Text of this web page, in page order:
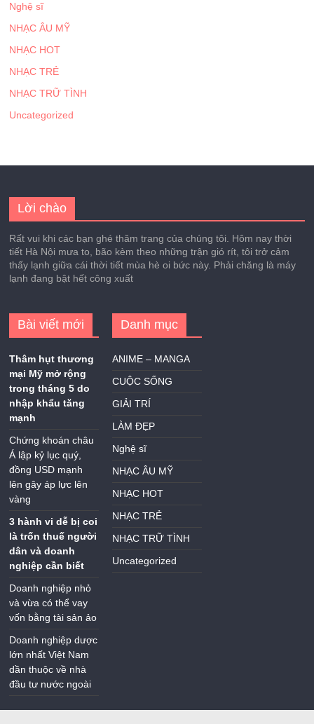
Nghệ sĩ
NHẠC ÂU MỸ
NHẠC HOT
NHẠC TRẺ
NHẠC TRỮ TÌNH
Uncategorized
Lời chào
Rất vui khi các bạn ghé thăm trang của chúng tôi. Hôm nay thời
tiết Hà Nội mưa to, bão kèm theo những trận gió rít, tôi trở cảm
thấy lạnh giữa cái thời tiết mùa hè oi bức này. Phải chăng là máy
lạnh đang bật hết công xuất
Bài viết mới
Thâm hụt thương
mại Mỹ mở rộng
trong tháng 5 do
nhập khẩu tăng
mạnh
Chứng khoán châu
Á lập kỷ lục quý,
đồng USD mạnh
lên gây áp lực lên
vàng
3 hành vi dễ bị coi
là trốn thuế người
dân và doanh
nghiệp cần biết
Doanh nghiệp nhỏ
và vừa có thể vay
vốn bằng tài sản ảo
Doanh nghiệp dược
lớn nhất Việt Nam
dần thuộc về nhà
đầu tư nước ngoài
Danh mục
ANIME – MANGA
CUỘC SỐNG
GIẢI TRÍ
LÀM ĐẸP
Nghệ sĩ
NHẠC ÂU MỸ
NHẠC HOT
NHẠC TRẺ
NHẠC TRỮ TÌNH
Uncategorized